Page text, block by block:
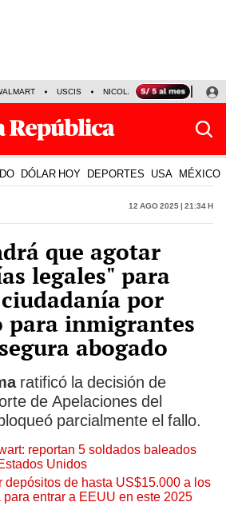
USCIS NICOLÁS MADURO P-8
DÓLAR HOY DEPORTES USA MÉXICO
12 Ago 2025 | 21:34 h
que agotar
legales" para
por
para inmigrantes
abogado
ratificó la decisión de
de Apelaciones del
parcialmente el fallo.
reportan 5 soldados baleados
Unidos
depósitos de hasta US$15.000 a los
entrar a EEUU en este 2025